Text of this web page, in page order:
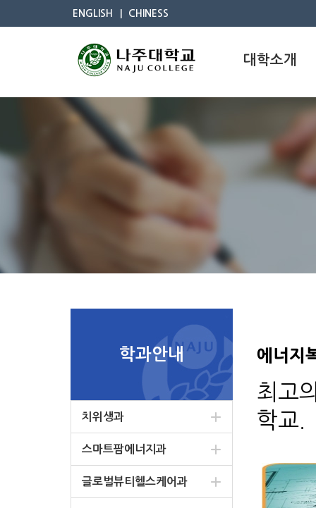
ENGLISH CHINESS
대학소개
학과안내
치위생과
스마트팜에너지과
글로벌뷰티헬스케어과
에너지
최고
학교.